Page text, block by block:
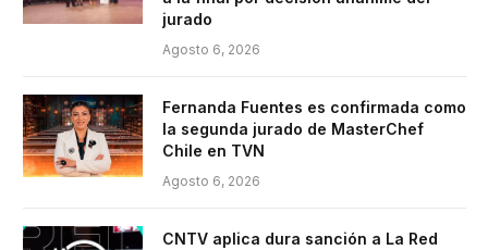
jurado
Agosto 6, 2026
Fernanda Fuentes es confirmada como
la segunda jurado de MasterChef
Chile en TVN
Agosto 6, 2026
CNTV aplica dura sanción a La Red